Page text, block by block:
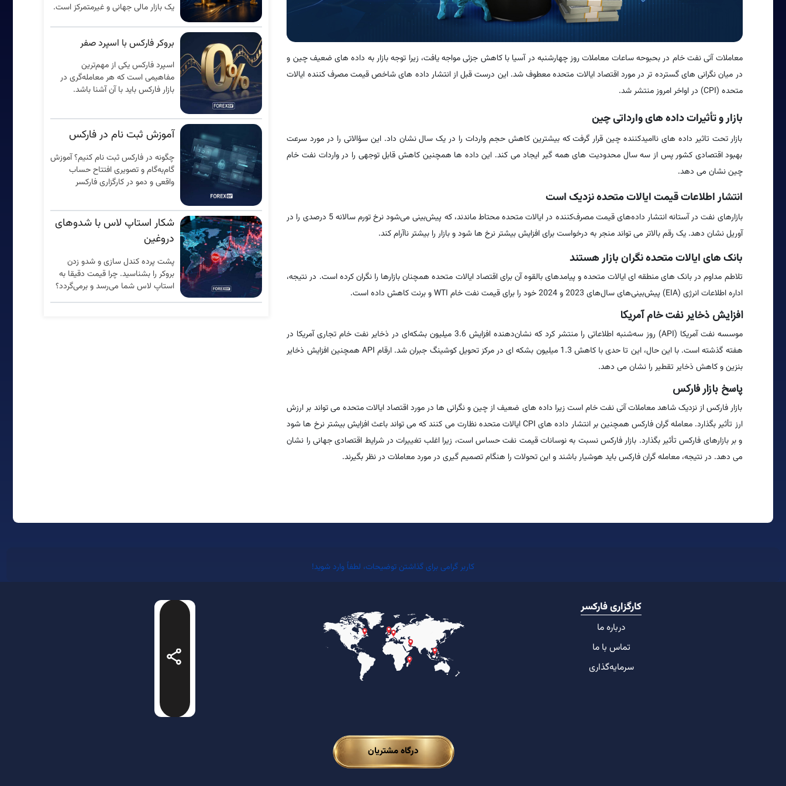
معاملات آتی نفت خام در بحبوحه ساعات معاملات روز چهارشنبه در آسیا با کاهش جزئی مواجه یافت، زیرا توجه بازار به داده های ضعیف چین و
در میان نگرانی های گسترده تر در مورد اقتصاد ایالات متحده معطوف شد. این درست قبل از انتشار داده های شاخص قیمت مصرف کننده ایالات
متحده (CPI) در اواخر امروز منتشر شد.
بازار و تأثیرات داده های وارداتی چین
بازار تحت تاثیر داده های ناامیدکننده چین قرار گرفت که بیشترین کاهش حجم واردات را در یک سال نشان داد. این سؤالاتی را در مورد سرعت
بهبود اقتصادی کشور پس از سه سال محدودیت های همه گیر ایجاد می کند. این داده ها همچنین کاهش قابل توجهی را در واردات نفت خام
چین نشان می دهد.
انتشار اطلاعات قیمت ایالات متحده نزدیک است
بازارهای نفت در آستانه انتشار داده‌های قیمت مصرف‌کننده در ایالات متحده محتاط ماندند، که پیش‌بینی می‌شود نرخ تورم سالانه 5 درصدی را در
آوریل نشان دهد. یک رقم بالاتر می تواند منجر به درخواست برای افزایش بیشتر نرخ ها شود و بازار را بیشتر ناآرام کند.
بانک های ایالات متحده نگران بازار هستند
تلاطم مداوم در بانک های منطقه ای ایالات متحده و پیامدهای بالقوه آن برای اقتصاد ایالات متحده همچنان بازارها را نگران کرده است. در نتیجه،
اداره اطلاعات انرژی (EIA) پیش‌بینی‌های سال‌های 2023 و 2024 خود را برای قیمت نفت خام WTI و برنت کاهش داده است.
افزایش ذخایر نفت خام آمریکا
موسسه نفت آمریکا (API) روز سه‌شنبه اطلاعاتی را منتشر کرد که نشان‌دهنده افزایش 3.6 میلیون بشکه‌ای در ذخایر نفت خام تجاری آمریکا در
هفته گذشته است. با این حال، این تا حدی با کاهش 1.3 میلیون بشکه ای در مرکز تحویل کوشینگ جبران شد. ارقام API همچنین افزایش ذخایر
بنزین و کاهش ذخایر تقطیر را نشان می دهد.
پاسخ بازار فارکس
بازار فارکس از نزدیک شاهد معاملات آتی نفت خام است زیرا داده های ضعیف از چین و نگرانی ها در مورد اقتصاد ایالات متحده می تواند بر ارزش
ارز تأثیر بگذارد. معامله گران فارکس همچنین بر انتشار داده های CPI ایالات متحده نظارت می کنند که می تواند باعث افزایش بیشتر نرخ ها شود
و بر بازارهای فارکس تأثیر بگذارد. بازار فارکس نسبت به نوسانات قیمت نفت حساس است، زیرا اغلب تغییرات در شرایط اقتصادی جهانی را نشان
می دهد. در نتیجه، معامله گران فارکس باید هوشیار باشند و این تحولات را هنگام تصمیم گیری در مورد معاملات در نظر بگیرند.
یک بازار مالی جهانی و غیرمتمرکز است.
بروکر فارکس با اسپرد صفر
اسپرد فارکس یکی از مهم‌ترین
مفاهیمی است که هر معامله‌گری در
بازار فارکس باید با آن آشنا باشد.
آموزش ثبت نام در فارکس
چگونه در فارکس ثبت نام کنیم؟ آموزش
گام‌به‌گام و تصویری افتتاح حساب
واقعی و دمو در کارگزاری فارکسر
شکار استاپ لاس با شدوهای
دروغین
پشت پرده کندل سازی و شدو زدن
بروکر را بشناسید. چرا قیمت دقیقا به
استاپ لاس شما می‌رسد و برمی‌گردد؟
کاربر گرامی برای گذاشتن توضیحات، لطفاً وارد شوید!
کارگزاری فارکسر
درباره ما
تماس با ما
سرمایه‌گذاری
درگاه مشتریان